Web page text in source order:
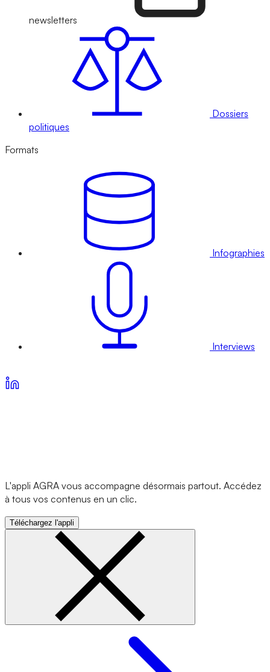
newsletters
Dossiers
politiques
Formats
Infographies
Interviews
L'appli AGRA vous accompagne désormais partout. Accédez
à tous vos contenus en un clic.
Téléchargez l'appli